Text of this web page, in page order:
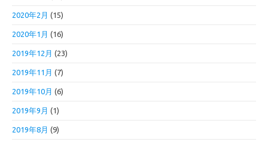
2020年2月 (15)
2020年1月 (16)
2019年12月 (23)
2019年11月 (7)
2019年10月 (6)
2019年9月 (1)
2019年8月 (9)